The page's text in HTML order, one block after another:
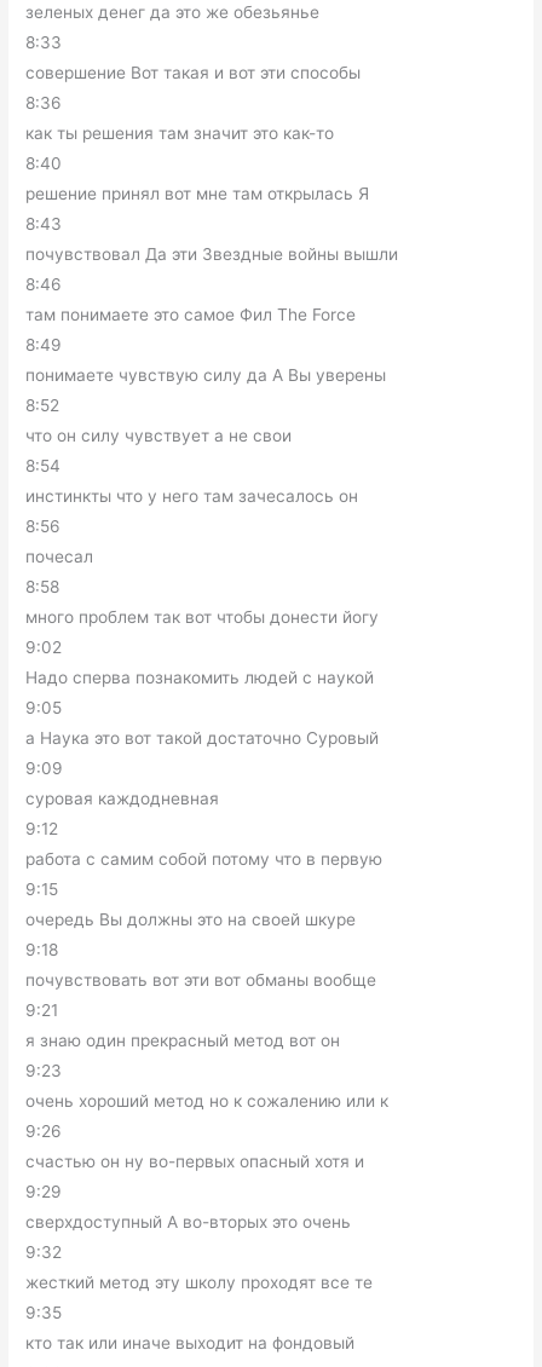
зеленых денег да это же обезьянье
8:33
совершение Вот такая и вот эти способы
8:36
как ты решения там значит это как-то
8:40
решение принял вот мне там открылась Я
8:43
почувствовал Да эти Звездные войны вышли
8:46
там понимаете это самое Фил The Force
8:49
понимаете чувствую силу да А Вы уверены
8:52
что он силу чувствует а не свои
8:54
инстинкты что у него там зачесалось он
8:56
почесал
8:58
много проблем так вот чтобы донести йогу
9:02
Надо сперва познакомить людей с наукой
9:05
а Наука это вот такой достаточно Суровый
9:09
суровая каждодневная
9:12
работа с самим собой потому что в первую
9:15
очередь Вы должны это на своей шкуре
9:18
почувствовать вот эти вот обманы вообще
9:21
я знаю один прекрасный метод вот он
9:23
очень хороший метод но к сожалению или к
9:26
счастью он ну во-первых опасный хотя и
9:29
сверхдоступный А во-вторых это очень
9:32
жесткий метод эту школу проходят все те
9:35
кто так или иначе выходит на фондовый